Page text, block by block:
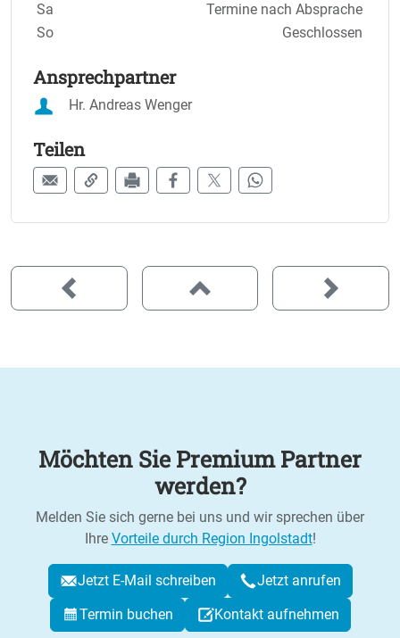
Sa
Termine nach Absprache
So
Geschlossen
Ansprechpartner
Hr. Andreas Wenger
Teilen
Möchten Sie Premium Partner
werden?
Melden Sie sich gerne bei uns und wir sprechen über
Ihre Vorteile durch Region Ingolstadt!
Jetzt E-Mail schreiben
Jetzt anrufen
Termin buchen
Kontakt aufnehmen